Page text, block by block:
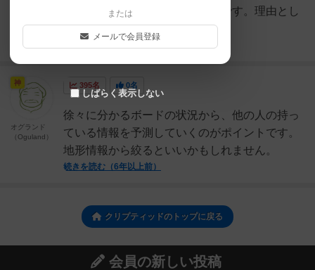
ど、ヘクスの特定が行いやすいです。理由とし
ては、組み合わせの数が減...
395名 0名
徐々に分かるボードの状況から、他の人の持っ
ている情報を予測していくのがポイントです。
地形情報から絞るといいかもしれません。
続きを読む（6年以上前）
神
オグランド
（Oguland）
クリプティッドのトップに戻る
会員の新しい投稿
または
メールで会員登録
しばらく表示しない